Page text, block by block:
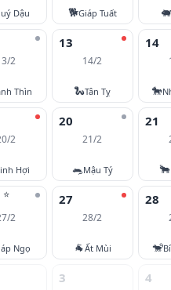
Dậu 🐕Giáp Tuất 🐖
2
Thìn
13
14/2
🐍Tân Tỵ
14
🐎
2
Hợi
20
21/2
🐀Mậu Tý
21
🐂
⭐
2
Ngọ
27
28/2
🐐Ất Mùi
28
🐒
3 4